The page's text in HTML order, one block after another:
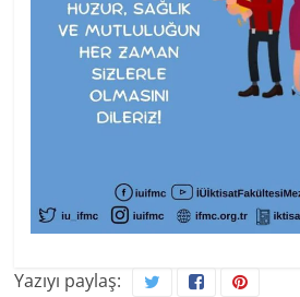
Yazıyı paylaş: